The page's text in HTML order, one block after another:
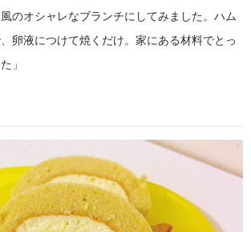
風のオシャレなブランチにしてみました。ハム
卵液につけて焼くだけ。家にある材料でとっ
」